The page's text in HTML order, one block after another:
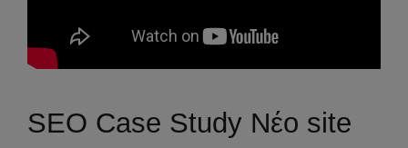
SEO Case Study Νέο site